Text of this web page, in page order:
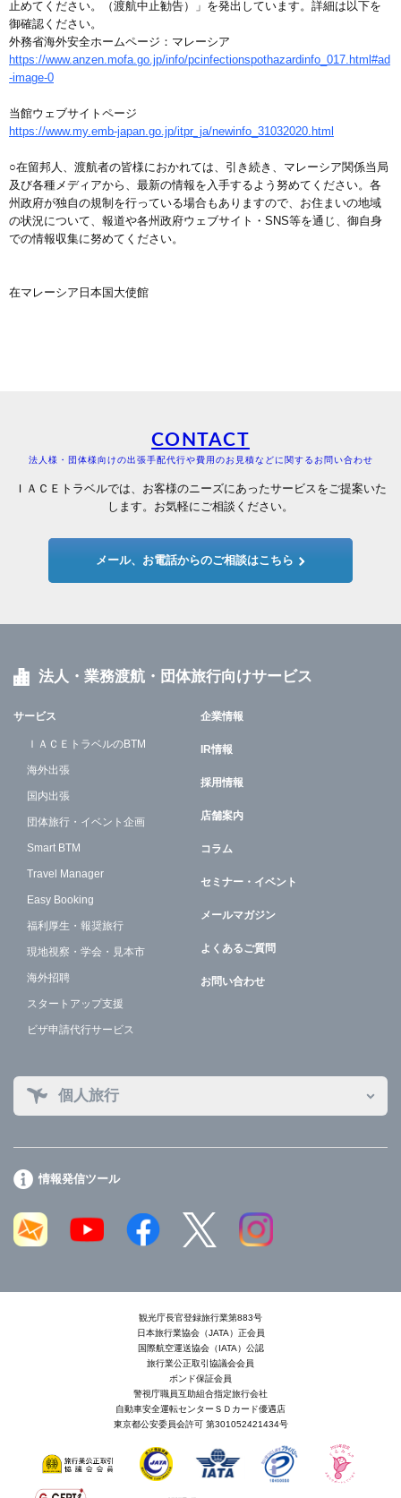
止めてください。（渡航中止勧告）」を発出しています。詳細は以下を
御確認ください。
外務省海外安全ホームページ：マレーシア
https://www.anzen.mofa.go.jp/info/pcinfectionspothazardinfo_017.html#ad
-image-0
当館ウェブサイトページ
https://www.my.emb-japan.go.jp/itpr_ja/newinfo_31032020.html
○在留邦人、渡航者の皆様におかれては、引き続き、マレーシア関係当局
及び各種メディアから、最新の情報を入手するよう努めてください。各
州政府が独自の規制を行っている場合もありますので、お住まいの地域
の状況について、報道や各州政府ウェブサイト・SNS等を通じ、御自身
での情報収集に努めてください。
在マレーシア日本国大使館
CONTACT
法人様・団体様向けの出張手配代行や費用のお見積などに関するお問い合わせ
ＩＡＣＥトラベルでは、お客様のニーズにあったサービスをご提案いた
します。お気軽にご相談ください。
メール、お電話からのご相談はこちら
法人・業務渡航・団体旅行向けサービス
サービス
ＩＡＣＥトラベルのBTM
海外出張
国内出張
団体旅行・イベント企画
Smart BTM
Travel Manager
Easy Booking
福利厚生・報奨旅行
現地視察・学会・見本市
海外招聘
スタートアップ支援
ビザ申請代行サービス
企業情報
IR情報
採用情報
店舗案内
コラム
セミナー・イベント
メールマガジン
よくあるご質問
お問い合わせ
個人旅行
情報発信ツール
観光庁長官登録旅行業第883号
日本旅行業協会（JATA）正会員
国際航空運送協会（IATA）公認
旅行業公正取引協議会会員
ボンド保証会員
警視庁職員互助組合指定旅行会社
自動車安全運転センターＳＤカード優遇店
東京都公安委員会許可 第301052421434号